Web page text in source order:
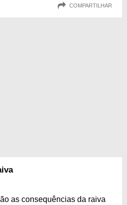
COMPARTILHAR
as consequências da raiva